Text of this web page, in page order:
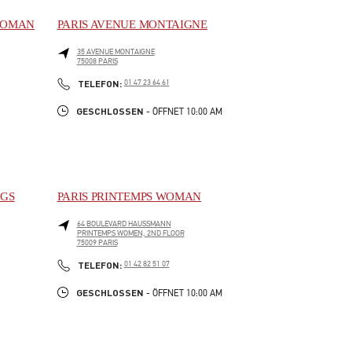
PARIS AVENUE MONTAIGNE
35 AVENUE MONTAIGNE
75008 PARIS
TELEFON:PHONE
01 47 23 64 61
GESCHLOSSEN - ÖFFNET 10:00 AM
PARIS PRINTEMPS WOMAN
64 BOULEVARD HAUSSMANN
PRINTEMPS WOMEN, 2ND FLOOR
75009 PARIS
TELEFON:PHONE
01 42 82 51 07
GESCHLOSSEN - ÖFFNET 10:00 AM